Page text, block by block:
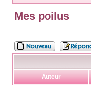
Mes poilus
Auteur